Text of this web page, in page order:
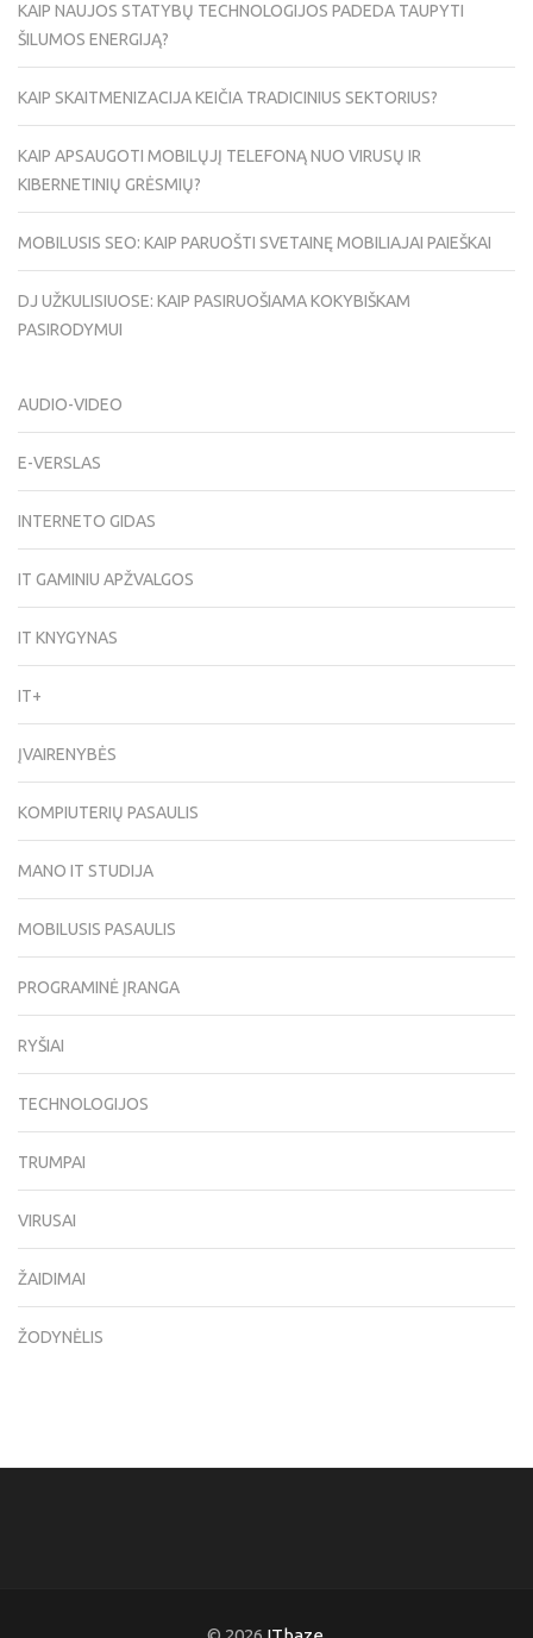
KAIP NAUJOS STATYBŲ TECHNOLOGIJOS PADEDA TAUPYTI
ŠILUMOS ENERGIJĄ?
KAIP SKAITMENIZACIJA KEIČIA TRADICINIUS SEKTORIUS?
KAIP APSAUGOTI MOBILŲJĮ TELEFONĄ NUO VIRUSŲ IR
KIBERNETINIŲ GRĖSMIŲ?
MOBILUSIS SEO: KAIP PARUOŠTI SVETAINĘ MOBILIAJAI PAIEŠKAI
DJ UŽKULISIUOSE: KAIP PASIRUOŠIAMA KOKYBIŠKAM
PASIRODYMUI
AUDIO-VIDEO
E-VERSLAS
INTERNETO GIDAS
IT GAMINIU APŽVALGOS
IT KNYGYNAS
IT+
ĮVAIRENYBĖS
KOMPIUTERIŲ PASAULIS
MANO IT STUDIJA
MOBILUSIS PASAULIS
PROGRAMINĖ ĮRANGA
RYŠIAI
TECHNOLOGIJOS
TRUMPAI
VIRUSAI
ŽAIDIMAI
ŽODYNĖLIS